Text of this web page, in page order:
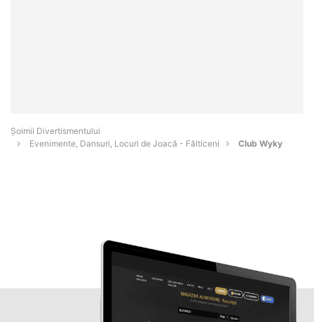
Şoimii Divertismentului
Evenimente, Dansuri, Locuri de Joacă - Fălticeni
Club Wyky